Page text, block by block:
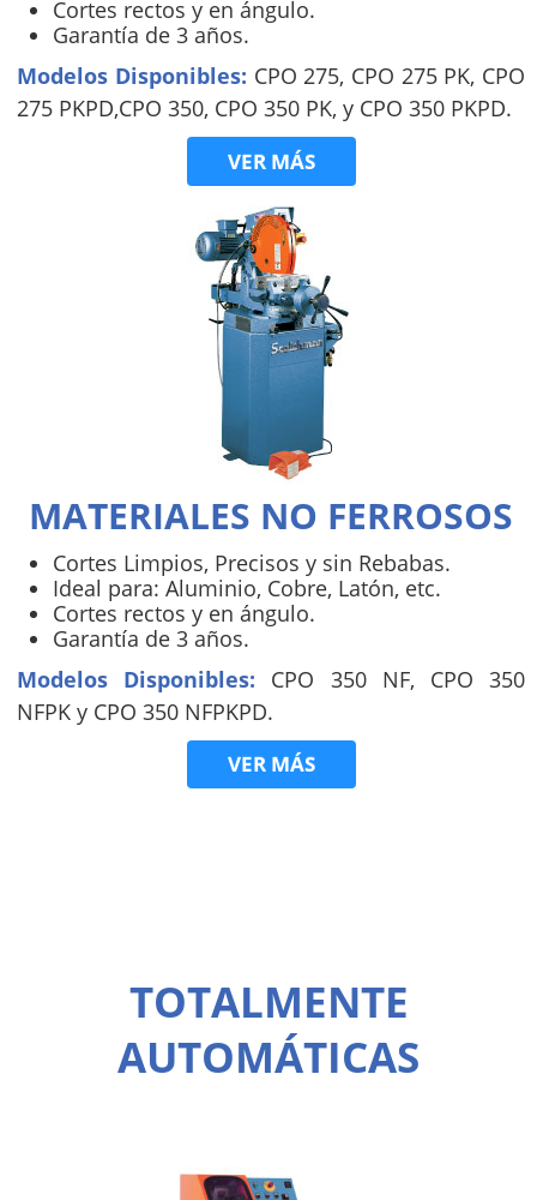
Cortes rectos y en ángulo.
Garantía de 3 años.
Modelos Disponibles: CPO 275, CPO 275 PK, CPO
275 PKPD,CPO 350, CPO 350 PK, y CPO 350 PKPD.
VER MÁS
MATERIALES NO FERROSOS
Cortes Limpios, Precisos y sin Rebabas.
Ideal para: Aluminio, Cobre, Latón, etc.
Cortes rectos y en ángulo.
Garantía de 3 años.
Modelos Disponibles: CPO 350 NF, CPO 350
NFPK y CPO 350 NFPKPD.
VER MÁS
TOTALMENTE
AUTOMÁTICAS